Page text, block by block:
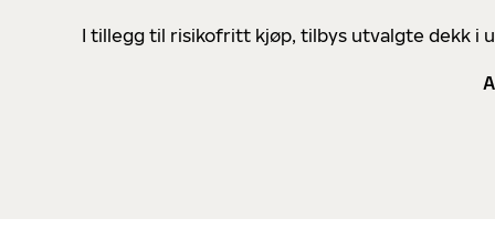
I tillegg til risikofritt kjøp, tilbys utvalgte dekk i